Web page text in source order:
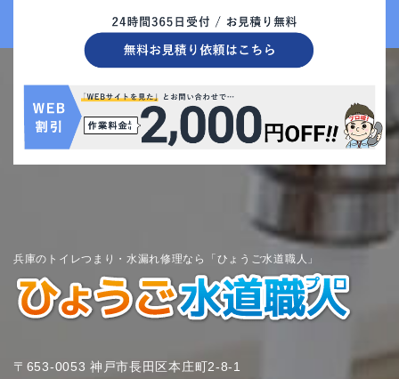
兵庫のトイレつまり・水漏れ修理なら「ひょうご水道職人」
〒653-0053 神戸市長田区本庄町2-8-1